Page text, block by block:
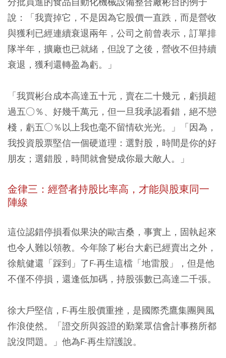
說：「我賣掉它，不是因為它股價一直跌，而是營收
與獲利已經連續衰退兩年，公司之前曾表示，訂單排
隊半年，擴廠也已就緒，但說了之後，營收不但持續
衰退，獲利還轉盈為虧。」
「我買彬台成本高達五十元，賣在二十幾元，虧損超
過五○％、好幾千萬元，但一旦我承認看錯，絕不戀
棧，虧五○％以上我也毫不留情砍光光。」「因為，
我投資股票堅信一個硬道理：選對股，時間是你的好
朋友；選錯股，時間就會變成你最大敵人。」
金律三：經營者持股比率高，才能與股東同一
陣線
這位認錯停損看似果決的歐吉桑，事實上，固執起來
也令人難以領教。今年除了彬台大虧已經賣出之外，
徐航健還「踩到」了F-再生這檔「地雷股」，但是他
不僅不停損，還逢低加碼，持股張數已高達二千張。
徐大戶堅信，F-再生股價重挫，是國際禿鷹集團興風
作浪使然。「證交所與簽證的勤業眾信會計事務所都
說沒問題。」他為F-再生辯護說。